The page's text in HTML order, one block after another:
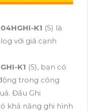
K1 (S) là
với giá cạnh
K1 (S), bạn có
trong công
Đầu Ghi
khả năng ghi hình